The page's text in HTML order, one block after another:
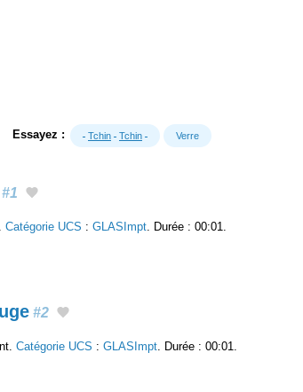
Essayez : Tchin Tchin Verre
#1
Catégorie UCS : GLASImpt . Durée : 00:01.
#2
Catégorie UCS : GLASImpt . Durée : 00:01.